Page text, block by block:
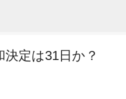
ン コンテンツに移動
決定は31日か？